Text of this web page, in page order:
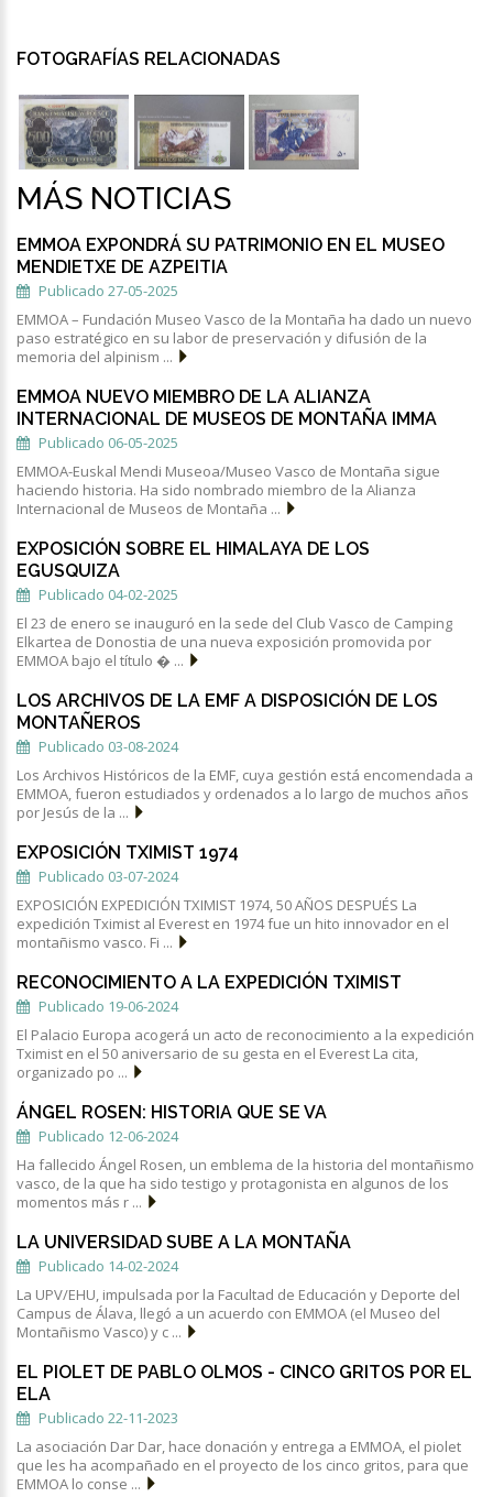
FOTOGRAFÍAS RELACIONADAS
MÁS NOTICIAS
EMMOA EXPONDRÁ SU PATRIMONIO EN EL MUSEO
MENDIETXE DE AZPEITIA
Publicado 27-05-2025
EMMOA – Fundación Museo Vasco de la Montaña ha dado un nuevo
paso estratégico en su labor de preservación y difusión de la
memoria del alpinism ...
EMMOA NUEVO MIEMBRO DE LA ALIANZA
INTERNACIONAL DE MUSEOS DE MONTAÑA IMMA
Publicado 06-05-2025
EMMOA-Euskal Mendi Museoa/Museo Vasco de Montaña sigue
haciendo historia. Ha sido nombrado miembro de la Alianza
Internacional de Museos de Montaña ...
EXPOSICIÓN SOBRE EL HIMALAYA DE LOS
EGUSQUIZA
Publicado 04-02-2025
El 23 de enero se inauguró en la sede del Club Vasco de Camping
Elkartea de Donostia de una nueva exposición promovida por
EMMOA bajo el título � ...
LOS ARCHIVOS DE LA EMF A DISPOSICIÓN DE LOS
MONTAÑEROS
Publicado 03-08-2024
Los Archivos Históricos de la EMF, cuya gestión está encomendada a
EMMOA, fueron estudiados y ordenados a lo largo de muchos años
por Jesús de la ...
EXPOSICIÓN TXIMIST 1974
Publicado 03-07-2024
EXPOSICIÓN EXPEDICIÓN TXIMIST 1974, 50 AÑOS DESPUÉS La
expedición Tximist al Everest en 1974 fue un hito innovador en el
montañismo vasco. Fi ...
RECONOCIMIENTO A LA EXPEDICIÓN TXIMIST
Publicado 19-06-2024
El Palacio Europa acogerá un acto de reconocimiento a la expedición
Tximist en el 50 aniversario de su gesta en el Everest La cita,
organizado po ...
ÁNGEL ROSEN: HISTORIA QUE SE VA
Publicado 12-06-2024
Ha fallecido Ángel Rosen, un emblema de la historia del montañismo
vasco, de la que ha sido testigo y protagonista en algunos de los
momentos más r ...
LA UNIVERSIDAD SUBE A LA MONTAÑA
Publicado 14-02-2024
La UPV/EHU, impulsada por la Facultad de Educación y Deporte del
Campus de Álava, llegó a un acuerdo con EMMOA (el Museo del
Montañismo Vasco) y c ...
EL PIOLET DE PABLO OLMOS - CINCO GRITOS POR EL
ELA
Publicado 22-11-2023
La asociación Dar Dar, hace donación y entrega a EMMOA, el piolet
que les ha acompañado en el proyecto de los cinco gritos, para que
EMMOA lo conse ...